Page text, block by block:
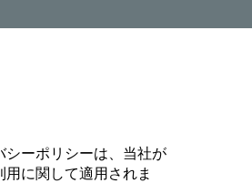
シーポリシーは、当社が
に関して適用されま